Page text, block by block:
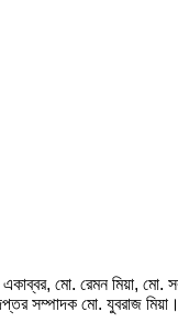
মো. রেমন মিয়া, মো.
সম্পাদক মো. যুবরাজ মিয়া।